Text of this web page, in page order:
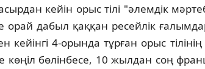
кейiн орыс тiлi "әлемдiк
орай дабыл қаққан ресейлiк
кейiнгi 4-орында тұрған орыс
көңiл бөлiнбесе, 10 жылдан соң